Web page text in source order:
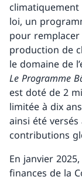
climatiquement
loi, un
pour
production de
le domaine de
Le Programme
est doté de 2
limitée à dix
ainsi été
contributions
En janvier
finances de la